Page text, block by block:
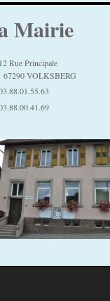
Mairie
Rue Principale
VOLKSBERG